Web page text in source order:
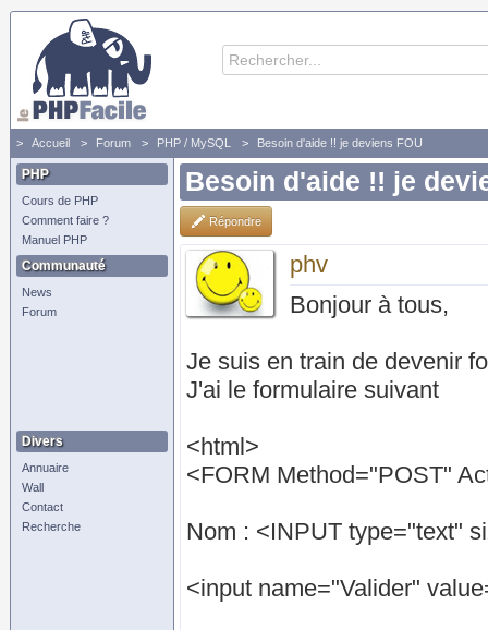
Accueil Forum PHP / MySQL Besoin d'aide !! je deviens FOU
PHP
Cours de PHP
Comment faire ?
Manuel PHP
Communauté
News
Forum
Divers
Annuaire
Wall
Contact
Recherche
Besoin d'aide !! je
Répondre
phv
Bonjour à tous,
Je suis en train de devenir
J'ai le formulaire suivant
<html>
<FORM Method="POST"
Nom : <INPUT type="text"
<input name="Valider"